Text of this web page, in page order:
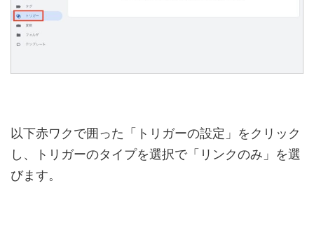
以下赤ワクで囲った「トリガーの設定」をクリック
し、トリガーのタイプを選択で「リンクのみ」を選
びます。